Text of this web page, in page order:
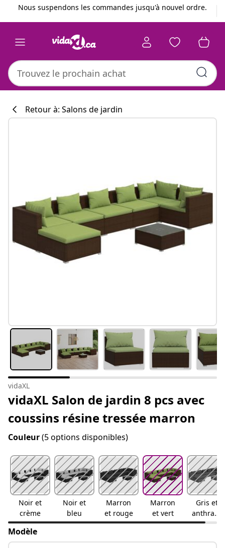
Précédent
Suivant
Nous suspendons les commandes jusqu'à nouvel ordre.
Retour à: Salons de jardin
vidaXL
vidaXL Salon de jardin 8 pcs avec
coussins résine tressée marron
Couleur(5 options disponibles)
Noir et
crème
Noir et
bleu
Marron
et rouge
Marron
et vert
Gris et
anthracit
e
Modèle